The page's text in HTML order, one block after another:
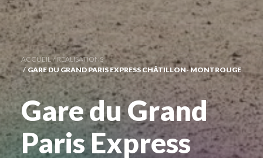
ACCUEIL
RÉALISATIONS
GARE DU GRAND PARIS EXPRESS CHÂTILLON- MONTROUGE
Gare du Grand
Paris Express